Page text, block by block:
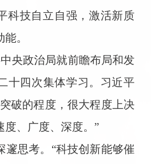
科技自立自强，激活新质
。
央政治局就前瞻布局和发
十四次集体学习。习近平
破的程度，很大程度上决
度、广度、深度。”
邃思考。“科技创新能够催